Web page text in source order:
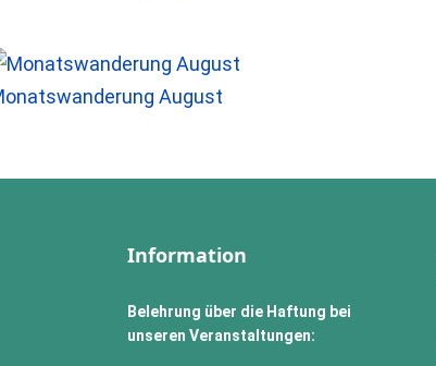
August
Information
Belehrung über die Haftung bei
unseren Veranstaltungen: